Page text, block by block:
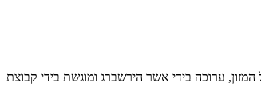
ערוכה בידי אשר הירשברג ומוגשת בידי קבוצת